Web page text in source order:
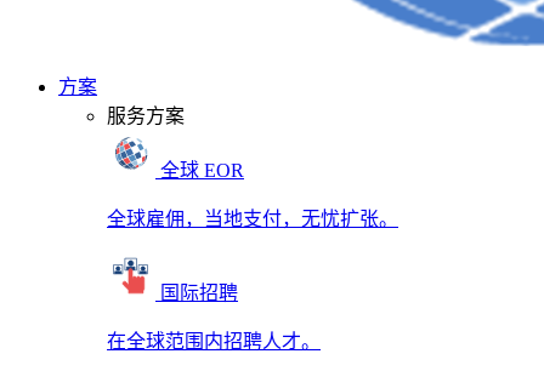
方案
服务方案
全球 EOR
全球雇佣，当地支付，无忧扩张。
国际招聘
在全球范围内招聘人才。